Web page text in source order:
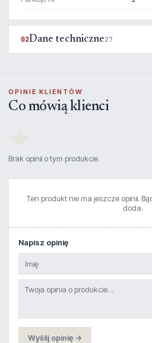
02Dane techniczne27
OPINIE KLIENTÓW
Co mówią klienci
Brak opinii o tym produkcie.
Ten produkt nie ma jeszcze opinii.
doda.
Napisz opinię
Wyślij opinię →